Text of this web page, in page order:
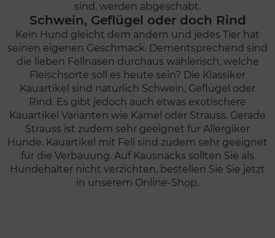
sind, werden abgeschabt.
Schwein, Geflügel oder doch Rind
Kein Hund gleicht dem andern und jedes Tier hat
seinen eigenen Geschmack. Dementsprechend sind
die lieben Fellnasen durchaus wählerisch, welche
Fleischsorte soll es heute sein? Die Klassiker
Kauartikel sind natürlich Schwein, Geflügel oder
Rind. Es gibt jedoch auch etwas exotischere
Kauartikel Varianten wie Kamel oder Strauss. Gerade
Strauss ist zudem sehr geeignet für Allergiker
Hunde. Kauartikel mit Fell sind zudem sehr geeignet
für die Verbauung. Auf Kausnacks sollten Sie als
Hundehalter nicht verzichten, bestellen Sie Sie jetzt
in unserem Online-Shop.